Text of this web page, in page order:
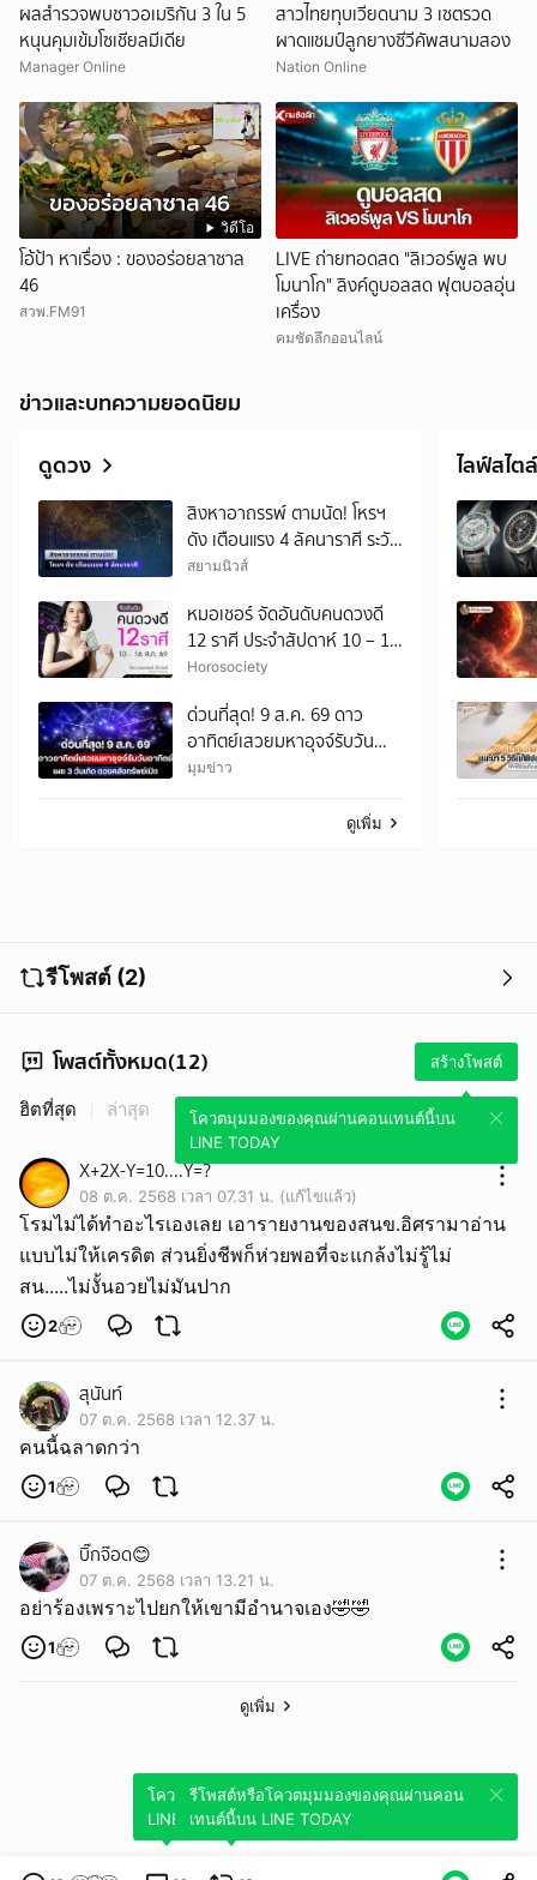
ผลสำรวจพบชาวอเมริกัน 3 ใน 5
หนุนคุมเข้มโซเชียลมีเดีย
Manager Online
สาวไทยทุบเวียดนาม 3 เซตรวด
ผาดแชมป์ลูกยางซีวีคัพสนามสอง
Nation Online
วิดีโอ
โอ้ป้า หาเรื่อง : ของอร่อยลาซาล
46
สวพ.FM91
LIVE ถ่ายทอดสด "ลิเวอร์พูล พบ
โมนาโก" ลิงค์ดูบอลสด ฟุตบอลอุ่น
เครื่อง
คมชัดลึกออนไลน์
ข่าวและบทความยอดนิยม
ดูดวง
สิงหาอาถรรพ์ ตามนัด! โหรฯ
ดัง เตือนแรง 4 ลัคนาราศี ระวัง
เอาไว้ให้ดี
สยามนิวส์
หมอเชอร์ จัดอันดับคนดวงดี
12 ราศี ประจำสัปดาห์ 10 – 16
สิงหาคม 2569
Horosociety
ด่วนที่สุด! 9 ส.ค. 69 ดาว
อาทิตย์เสวยมหาอุจจ์รับวัน
อาทิตย์ เผย 3 วันเกิด ดวงคลัง
มุมข่าว
ดูเพิ่ม
ไลฟ์สไตล์
รีโพสต์ (2)
โพสต์ทั้งหมด(12) สร้างโพสต์
โควตมุมมองของคุณผ่านคอนเทนต์นี้บน
LINE TODAY
ฮิตที่สุด ล่าสุด
X+2X-Y=10....Y=?
08 ต.ค. 2568 เวลา 07.31 น. (แก้ไขแล้ว)
โรมไม่ได้ทำอะไรเองเลย เอารายงานของสนข.อิศรามาอ่าน
แบบไม่ให้เครดิต ส่วนยิ่งชีพก็ห่วยพอที่จะแกล้งไม่รู้ไม่
สน.....ไม่งั้นอวยไม่มันปาก
2
สุนันท์
07 ต.ค. 2568 เวลา 12.37 น.
คนนี้ฉลาดกว่า
1
บิ๊กจ๊อด😊
07 ต.ค. 2568 เวลา 13.21 น.
อย่าร้องเพราะไปยกให้เขามีอำนาจเอง🤣🤣
1
ดูเพิ่ม
โควตมุมมองของคุณผ่านคอนเทนต์นี้บน
LINE TODAY
รีโพสต์หรือโควตมุมมองของคุณผ่านคอน
เทนต์นี้บน LINE TODAY